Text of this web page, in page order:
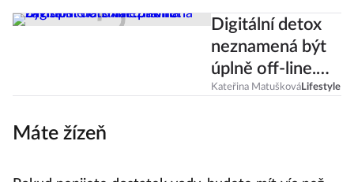
Digitální detox
neznamená být
úplně off-line.
Jak na závislost
Kateřina MatuškováLifestyle
Máte žízeň